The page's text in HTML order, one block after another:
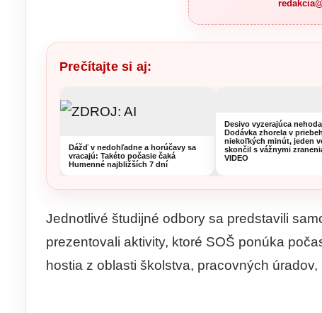
Prečítajte si aj:
Dážď v nedohľadne a horúčavy sa
vracajú: Takéto počasie čaká
Humenné najbližších 7 dní
Desivo vyzerajúca
Dodávka zhorela v
niekoľkých minút, jeden
skončil s vážnymi
VIDEO
Jednotlivé študijné odbory sa predstavili
prezentovali aktivity, ktoré SOŠ ponúka
hostia z oblasti školstva, pracovných